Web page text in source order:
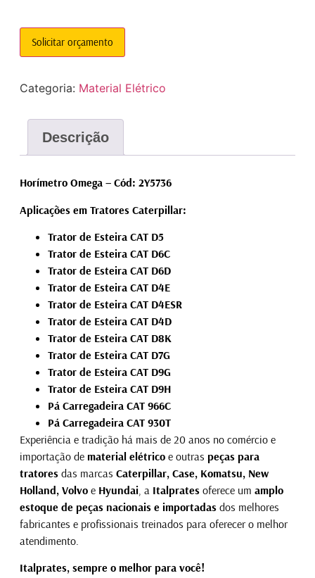
Solicitar orçamento
Categoria: Material Elétrico
Descrição
Horímetro Omega – Cód: 2Y5736
Aplicações em Tratores Caterpillar:
Trator de Esteira CAT D5
Trator de Esteira CAT D6C
Trator de Esteira CAT D6D
Trator de Esteira CAT D4E
Trator de Esteira CAT D4ESR
Trator de Esteira CAT D4D
Trator de Esteira CAT D8K
Trator de Esteira CAT D7G
Trator de Esteira CAT D9G
Trator de Esteira CAT D9H
Pá Carregadeira CAT 966C
Pá Carregadeira CAT 930T
Experiência e tradição há mais de 20 anos no comércio e
importação de material elétrico e outras peças para
tratoresdas marcas Caterpillar, Case, Komatsu, New
Holland, Volvo eHyundai, a Italpratesoferece um amplo
estoque de peças nacionais e importadasdos melhores
fabricantes e profissionais treinados para oferecer o melhor
atendimento.
Italprates, sempre o melhor para você!